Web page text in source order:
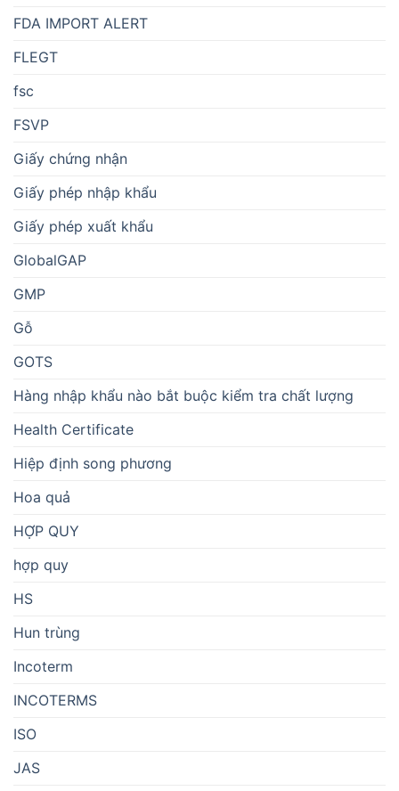
FDA IMPORT ALERT
FLEGT
fsc
FSVP
Giấy chứng nhận
Giấy phép nhập khẩu
Giấy phép xuất khẩu
GlobalGAP
GMP
Gỗ
GOTS
Hàng nhập khẩu nào bắt buộc kiểm tra chất lượng
Health Certificate
Hiệp định song phương
Hoa quả
HỢP QUY
hợp quy
HS
Hun trùng
Incoterm
INCOTERMS
ISO
JAS